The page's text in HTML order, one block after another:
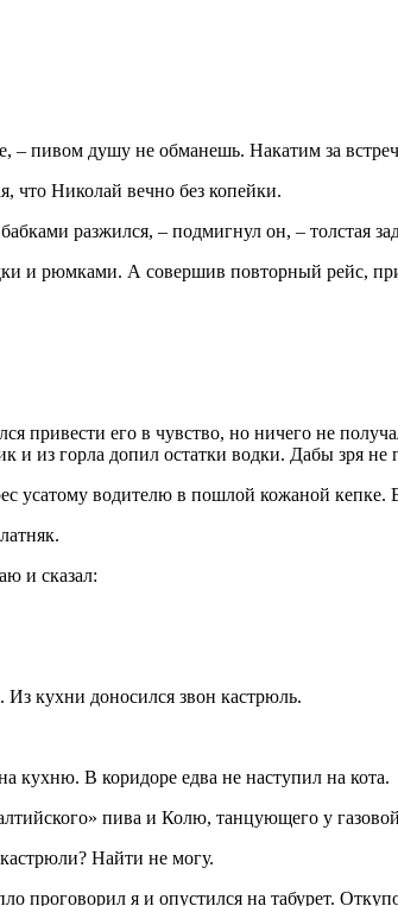
пивом душу не обманешь. Накатим за
что Николай вечно без копейки.
разжился, – подмигнул он, – толстая
и рюмками. А совершив повторный рейс,
привести его в чувство, но ничего не
и из горла допил остатки водки. Дабы зря не
водителю в пошлой кожаной кепке.
и сказал:
кухни доносился звон кастрюль.
кухню. В коридоре едва не наступил на кота.
пива и Колю, танцующего у
Найти не могу.
проговорил я и опустился на табурет.